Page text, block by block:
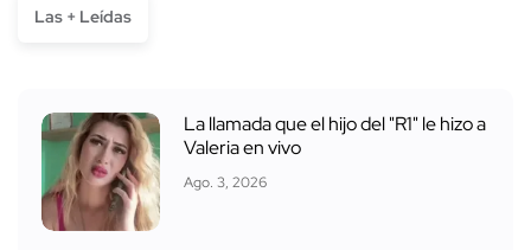
Las + Leídas
La llamada que el hijo del "R1" le hizo a
Valeria en vivo
Ago. 3, 2026